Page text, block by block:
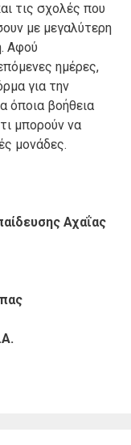
τις σχολές που
με μεγαλύτερη
Αφού
ημέρες,
για την
όποια βοήθεια
μπορούν να
μονάδες.
Αχαΐας